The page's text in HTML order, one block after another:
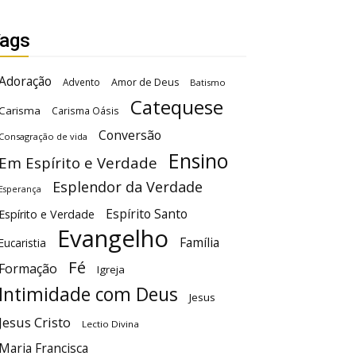
Advento Amor de Deus Batismo
Carisma Oásis Catequese
de vida Conversão
Espírito e Verdade Ensino
Esplendor da Verdade
e Verdade Espírito Santo
Evangelho
Família
Fé Igreja
com Deus Jesus
Cristo Lectio Divina
Francisca